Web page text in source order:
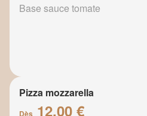
Base sauce tomate
Pizza mozzarella
Dès 12.00 €